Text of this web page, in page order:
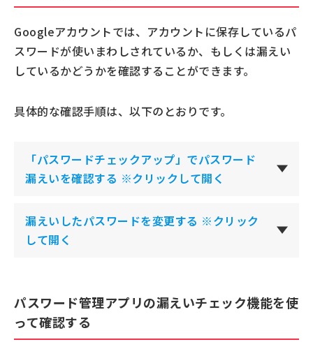
Googleアカウントでは、アカウントに保存しているパ
スワードが使いまわしされているか、もしくは漏えい
しているかどうかを確認することができます。
具体的な確認手順は、以下のとおりです。
「パスワードチェックアップ」でパスワード
漏えいを確認する ※クリックして開く
漏えいしたパスワードを変更する ※クリック
して開く
パスワード管理アプリの漏えいチェック機能を使
って確認する